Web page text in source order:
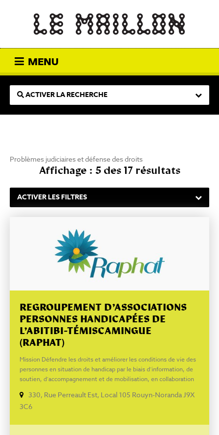
MENU
ACTIVER LA RECHERCHE
Problèmes judiciaires et défense des droits
Affichage : 5 des 17 résultats
ACTIVER LES FILTRES
REGROUPEMENT D’ASSOCIATIONS
PERSONNES HANDICAPÉES DE
L’ABITIBI-TÉMISCAMINGUE
(RAPHAT)
Mission Défendre les droits et améliorer les conditions de vie des
personnes en situation de handicap par le biais d’information, de
soutien, d’accompagnement et de mobilisation, en collaboration
Facebook
330, Rue Perreault Est, Local 105 Rouyn-Noranda J9X
3C6